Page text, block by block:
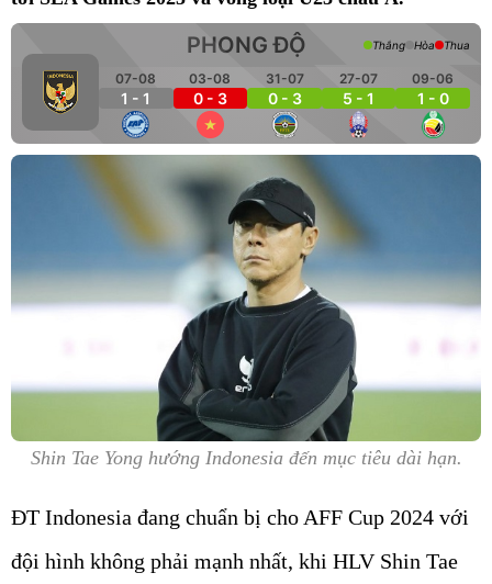
PHONG ĐỘ
07-08
1 - 1
03-08
0 - 3
31-07
0 - 3
27-07
5 - 1
09-06
1 - 0
Thắng Hòa Thua
Shin Tae Yong hướng Indonesia đến mục tiêu dài hạn.
ĐT Indonesia đang chuẩn bị cho AFF Cup 2024 với
đội hình không phải mạnh nhất, khi HLV Shin Tae